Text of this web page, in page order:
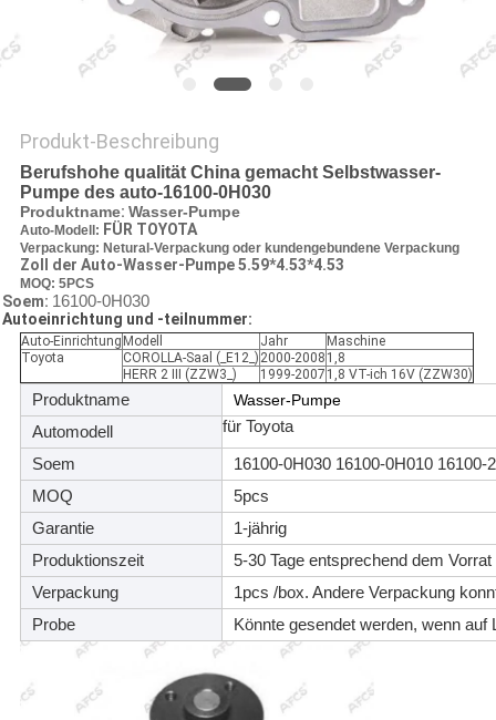
Produkt-Beschreibung
Berufshohe qualität China gemacht Selbstwasser-
Pumpe des auto-16100-0H030
Produktname: Wasser-Pumpe
Auto-Modell: FÜR TOYOTA
Verpackung: Netural-Verpackung oder kundengebundene Verpackung
Zoll der Auto-Wasser-Pumpe 5.59*4.53*4.53
MOQ: 5PCS
Soem: 16100-0H030
Autoeinrichtung und -teilnummer:
Auto-Einrichtung Modell Jahr
Maschine
Toyota
COROLLA-Saal (_E12_) 2000-2008 1,8
HERR 2 III (ZZW3_)
1999-2007 1,8 VT-ich 16V (ZZW30)
Produktname Wasser-Pumpe
Automodell
für Toyota
Soem
16100-0H030 16100-0H010 16100-
MOQ
5pcs
Garantie
1-jährig
Produktionszeit
5-30 Tage entsprechend dem Vorrat
Verpackung
1pcs /box. Andere Verpackung
Probe
Könnte gesendet werden, wenn auf